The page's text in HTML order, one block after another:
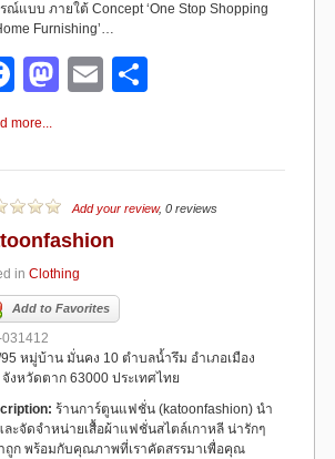
ณ์แบบ ภายใต้ Concept ‘One Stop Shopping
Furnishing’…
F
a
e
b
o
o
k
M
o
d
o
n
E
e
more...
Add your review, 0 reviews
in Clothing
Add to Favorites
หมู่บ้าน มั่นคง 10 ตำบลน้ำรึม อำเภอเมือง
งหวัดตาก 63000 ประเทศไทย
ร้านการ์ตูนแฟชั่น (katoonfashion) นำ
ละจัดจำหน่ายเสื้อผ้าแฟชั่นสไตล์เกาหลี น่ารักๆ
ถูก พร้อมกับคุณภาพที่เราคัดสรรมาเพื่อคุณ